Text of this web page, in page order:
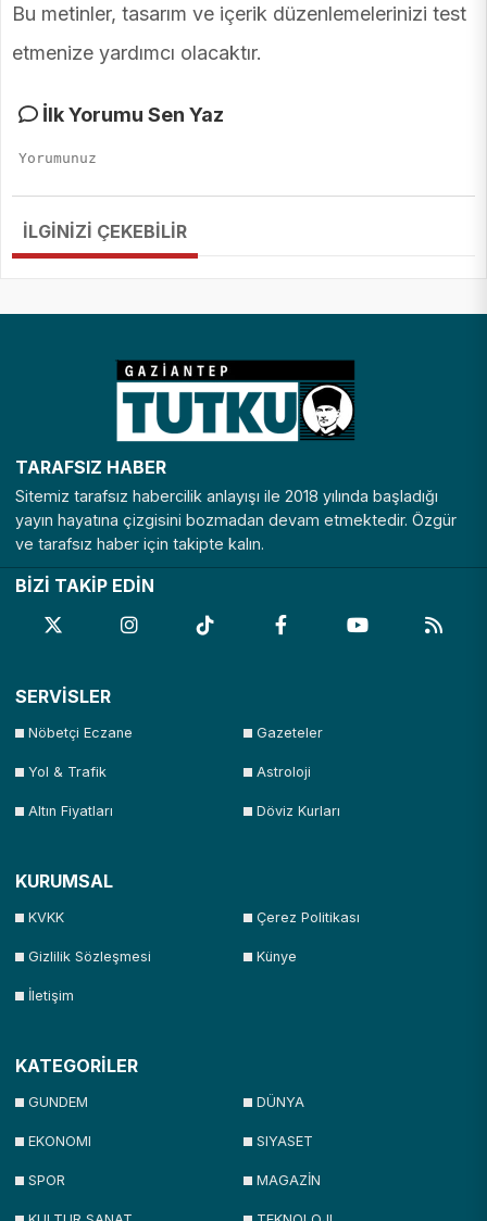
Bu metinler, tasarım ve içerik düzenlemelerinizi test
etmenize yardımcı olacaktır.
İlk Yorumu Sen Yaz
İLGİNİZİ ÇEKEBİLİR
TARAFSIZ HABER
Sitemiz tarafsız habercilik anlayışı ile 2018 yılında başladığı
yayın hayatına çizgisini bozmadan devam etmektedir. Özgür
ve tarafsız haber için takipte kalın.
BİZİ TAKİP EDİN
SERVİSLER
Nöbetçi Eczane Gazeteler
Yol & Trafik Astroloji
Altın Fiyatları Döviz Kurları
KURUMSAL
KVKK Çerez Politikası
Gizlilik Sözleşmesi Künye
İletişim
KATEGORİLER
GUNDEM DÜNYA
EKONOMI SIYASET
SPOR MAGAZİN